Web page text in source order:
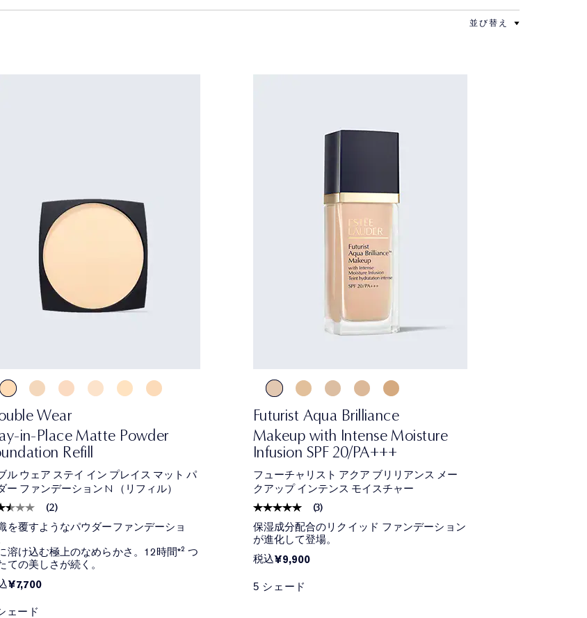
並び替え
Wear
in-Place Matte Powder
Refill
ル ウェア ステイ イン プレイス マット パ
ー ファンデーション N （リフィル）
(2)
を覆すようなパウダーファンデーショ
溶け込む極上のなめらかさ。12時間*² つ
ての美しさが続く。
¥7,700
ェード
Futurist Aqua Brilliance
Makeup with Intense Moisture
Infusion SPF 20/PA+++
フューチャリスト アクア ブリリアンス メー
クアップ インテンス モイスチャー
(3)
保湿成分配合のリクイッド ファンデーション
が進化して登場。
税込¥9,900
5 シェード